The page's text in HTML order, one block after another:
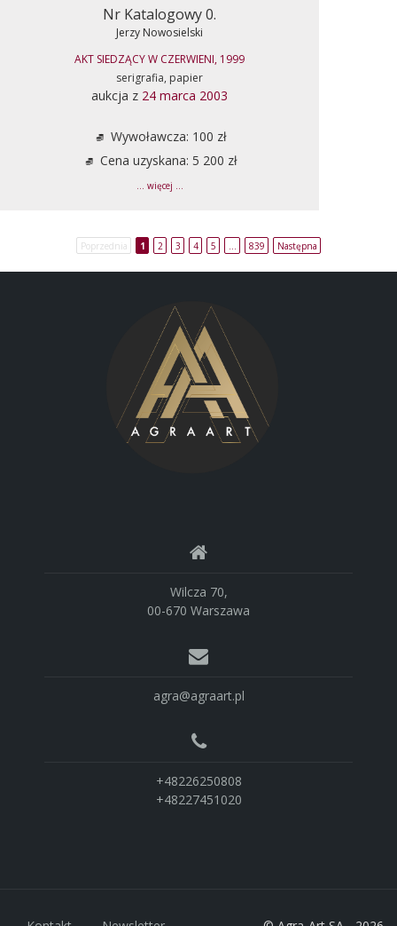
Nr Katalogowy 0.
Jerzy Nowosielski
AKT SIEDZĄCY W CZERWIENI, 1999
serigrafia, papier
aukcja z 24 marca 2003
Wywoławcza: 100 zł
Cena uzyskana: 5 200 zł
... więcej ...
Poprzednia 1 2 3 4 5 839 Następna
Wilcza 70,
00-670 Warszawa
agra@agraart.pl
+48226250808
+48227451020